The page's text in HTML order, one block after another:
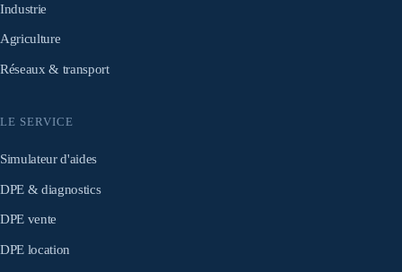
Industrie
Agriculture
Réseaux & transport
LE SERVICE
Simulateur d'aides
DPE & diagnostics
DPE vente
DPE location